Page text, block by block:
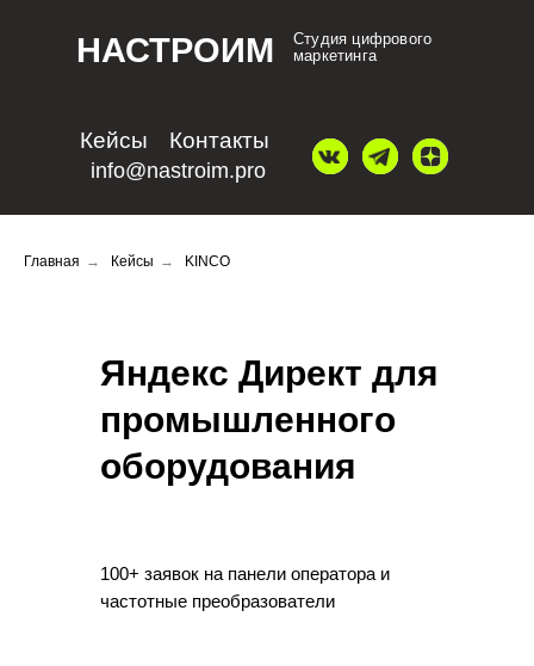
НАСТРОИМ
Студия цифрового
маркетинга
Кейсы Контакты
info@nastroim.pro
Главная → Кейсы → KINCO
100+ заявок на панели оператора и
частотные преобразователи
Яндекс Директ для
промышленного
оборудования